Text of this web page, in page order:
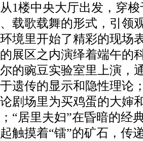
楼中央大厅出发，穿梭
载歌载舞的形式，引领
境里开始了精彩的现场
展区之内演绎着端午的
的豌豆实验室里上演，
遗传的显示和隐性理论
剧场里为买鸡蛋的大婶
“居里夫妇”在昏暗的经
触摸着“镭”的矿石，传